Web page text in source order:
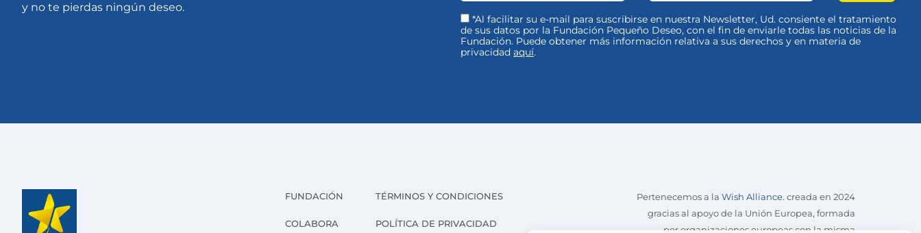
y no te pierdas ningún deseo.
*Al facilitar su e-mail para suscribirse en nuestra Newsletter, Ud. consiente el tratamiento
de sus datos por la Fundación Pequeño Deseo, con el fin de enviarle todas las noticias de la
Fundación. Puede obtener más información relativa a sus derechos y en materia de
privacidad aquí.
FUNDACIÓN
COLABORA
TÉRMINOS Y CONDICIONES
POLÍTICA DE PRIVACIDAD
Pertenecemos a la Wish Alliance. creada en 2024
gracias al apoyo de la Unión Europea, formada
por organizaciones europeas con la misma